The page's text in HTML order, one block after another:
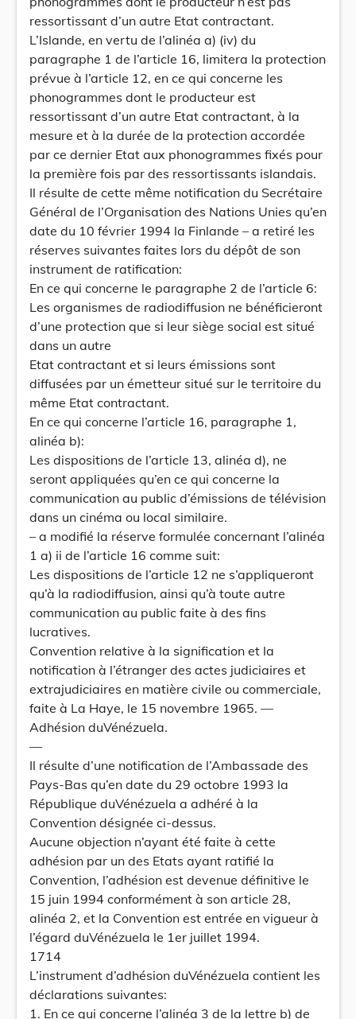
ressortissant d’un autre Etat contractant.
L’Islande, en vertu de l’alinéa a) (iv) du
paragraphe 1 de l’article 16, limitera la protection
prévue à l’article 12, en ce qui concerne les
phonogrammes dont le producteur est
ressortissant d’un autre Etat contractant, à la
mesure et à la durée de la protection accordée
par ce dernier Etat aux phonogrammes fixés pour
la première fois par des ressortissants islandais.
Il résulte de cette même notification du Secrétaire
Général de l’Organisation des Nations Unies qu’en
date du 10 février 1994 la Finlande – a retiré les
réserves suivantes faites lors du dépôt de son
instrument de ratification:
En ce qui concerne le paragraphe 2 de l’article 6:
Les organismes de radiodiffusion ne bénéficieront
d’une protection que si leur siège social est situé
dans un autre
Etat contractant et si leurs émissions sont
diffusées par un émetteur situé sur le territoire du
même Etat contractant.
En ce qui concerne l’article 16, paragraphe 1,
alinéa b):
Les dispositions de l’article 13, alinéa d), ne
seront appliquées qu’en ce qui concerne la
communication au public d’émissions de télévision
dans un cinéma ou local similaire.
– a modifié la réserve formulée concernant l’alinéa
1 a) ii de l’article 16 comme suit:
Les dispositions de l’article 12 ne s’appliqueront
qu’à la radiodiffusion, ainsi qu’à toute autre
communication au public faite à des fins
lucratives.
Convention relative à la signification et la
notification à l’étranger des actes judiciaires et
extrajudiciaires en matière civile ou commerciale,
faite à La Haye, le 15 novembre 1965. —
Adhésion duVénézuela.
—
Il résulte d’une notification de l’Ambassade des
Pays-Bas qu’en date du 29 octobre 1993 la
République duVénézuela a adhéré à la
Convention désignée ci-dessus.
Aucune objection n’ayant été faite à cette
adhésion par un des Etats ayant ratifié la
Convention, l’adhésion est devenue définitive le
15 juin 1994 conformément à son article 28,
alinéa 2, et la Convention est entrée en vigueur à
l’égard duVénézuela le 1er juillet 1994.
1714
L’instrument d’adhésion duVénézuela contient les
déclarations suivantes:
1. En ce qui concerne l’alinéa 3 de la lettre b) de